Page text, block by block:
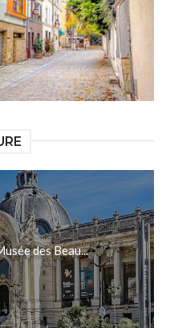
des Beau...